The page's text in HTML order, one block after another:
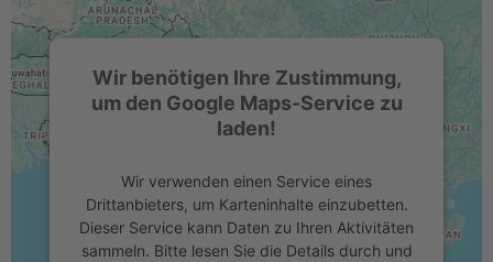
Wir benötigen Ihre Zustimmung,
um den Google Maps-Service zu
laden!
Wir verwenden einen Service eines
Drittanbieters, um Karteninhalte einzubetten.
Dieser Service kann Daten zu Ihren Aktivitäten
sammeln. Bitte lesen Sie die Details durch und